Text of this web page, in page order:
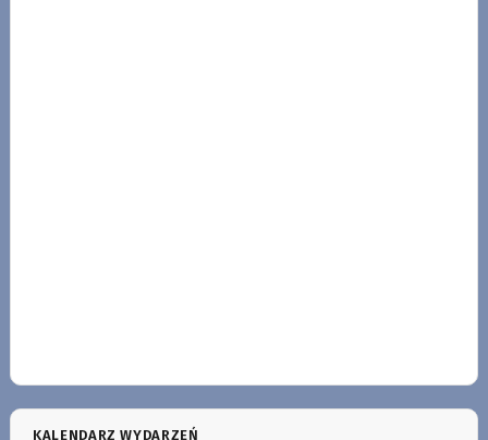
KALENDARZ WYDARZEŃ